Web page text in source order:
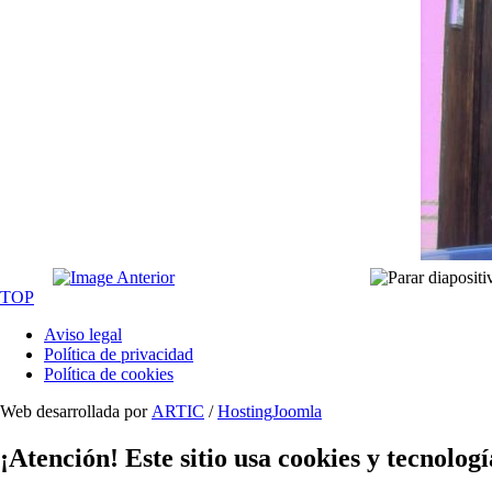
TOP
Aviso legal
Política de privacidad
Política de cookies
Web desarrollada por ARTIC /HostingJoomla
¡Atención! Este sitio usa cookies y